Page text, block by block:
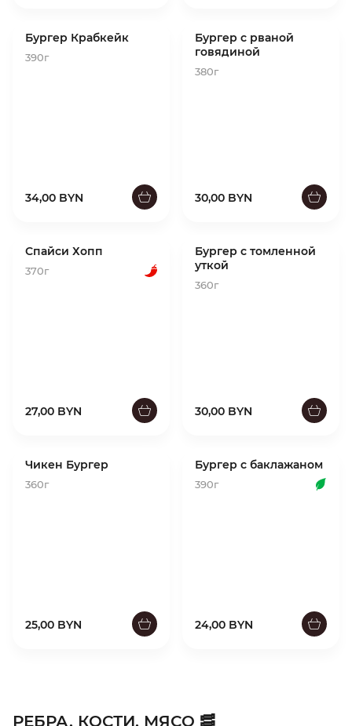
Бургер Крабкейк
390г
34,00 BYN
Бургер с рваной
говядиной
380г
30,00 BYN
Спайси Хопп
370г
27,00 BYN
Бургер с томленной
уткой
360г
30,00 BYN
Чикен Бургер
360г
25,00 BYN
Бургер с баклажаном
390г
24,00 BYN
РЕБРА, КОСТИ, МЯСО 🥓